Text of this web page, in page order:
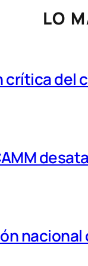
LO
del
nacional